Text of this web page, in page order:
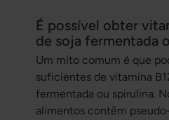
É possível obter
de soja fermentada
Um mito comum é que
suficientes de vitamina
fermentada ou spirulina.
alimentos contêm